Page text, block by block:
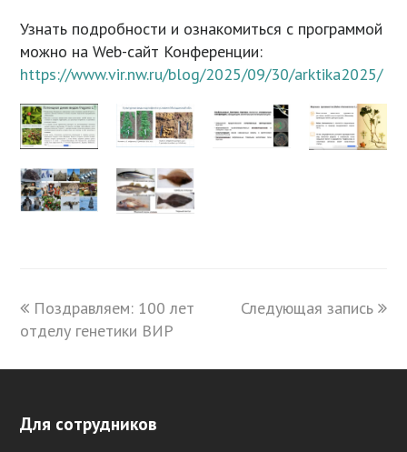
Узнать подробности и ознакомиться с программой
можно на Web-сайт Конференции:
https://www.vir.nw.ru/blog/2025/09/30/arktika2025/
previous
post:
Поздравляем: 100 лет
отделу генетики ВИР
next
Следующая запись
Для сотрудников